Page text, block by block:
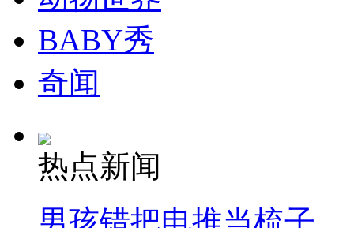
BABY秀
奇闻
热点新闻
男孩错把电推当梳子